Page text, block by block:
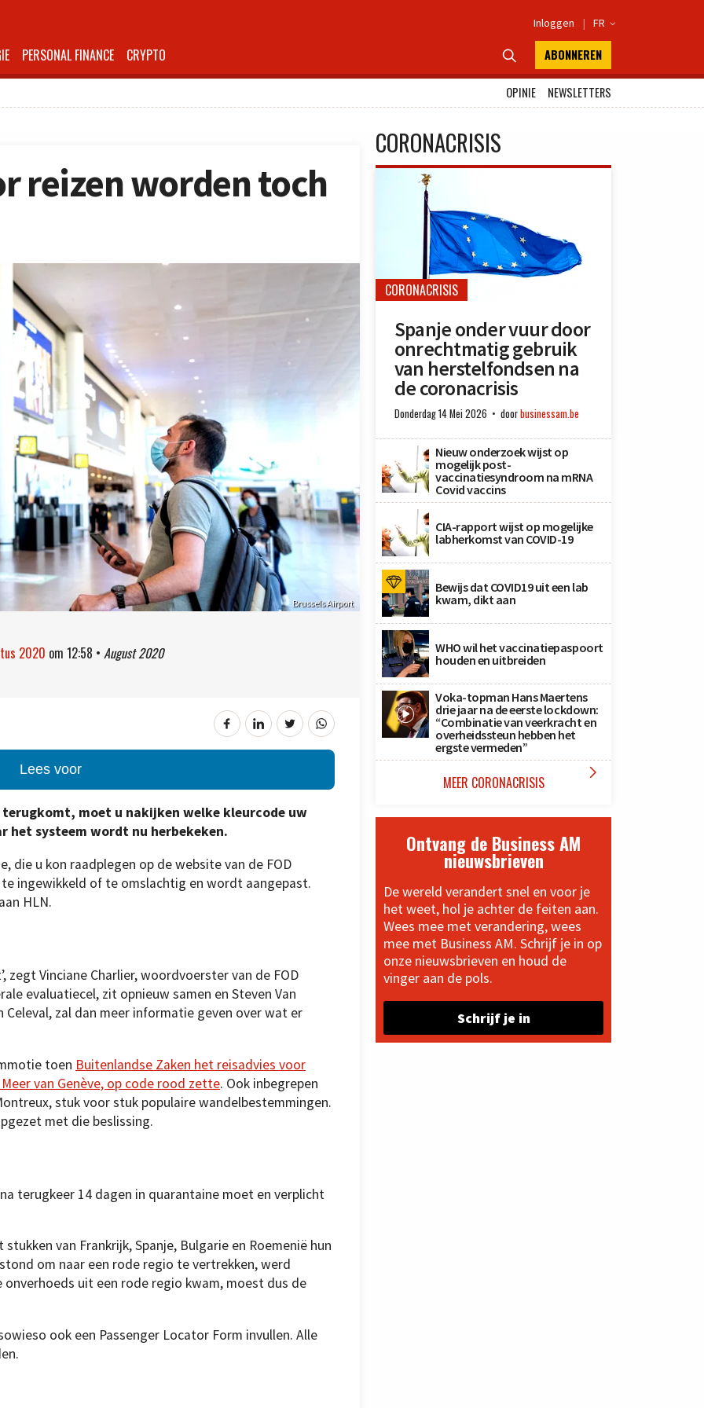
Inloggen | FR 
PERSONAL FINANCE CRYPTO  ABONNEREN
OPINIE
NEWSLETTERS
reizen worden toch
Brussels Airport
2020 om 12:58 • August 2020
Lees voor
moet u nakijken welke kleurcode uw
het systeem wordt nu herbekeken.
die u kon raadplegen op de website van de FOD
ingewikkeld of te omslachtig en wordt aangepast.
HLN.
zegt Vinciane Charlier, woordvoerster van de FOD
evaluatiecel, zit opnieuw samen en Steven Van
zal dan meer informatie geven over wat er
toen Buitenlandse Zaken het reisadvies voor
van Genève, op code rood zette. Ook inbegrepen
stuk voor stuk populaire wandelbestemmingen.
met die beslissing.
terugkeer 14 dagen in quarantaine moet en verplicht
van Frankrijk, Spanje, Bulgarie en Roemenië hun
om naar een rode regio te vertrekken, werd
onverhoeds uit een rode regio kwam, moest dus de
ook een Passenger Locator Form invullen. Alle
CORONACRISIS
CORONACRISIS
Spanje onder vuur door
onrechtmatig gebruik
van herstelfondsen na
de coronacrisis
Donderdag 14 Mei 2026 doorbusinessam.be
Nieuw onderzoek wijst op
mogelijk post-
vaccinatiesyndroom na mRNA
Covid vaccins
CIA-rapport wijst op mogelijke
labherkomst van COVID-19
Bewijs dat COVID19 uit een lab
kwam, dikt aan
WHO wil het vaccinatiepaspoort
houden en uitbreiden
Voka-topman Hans Maertens
drie jaar na de eerste lockdown:
“Combinatie van veerkracht en
overheidssteun hebben het
ergste vermeden”
MEER CORONACRISIS 
Ontvang de Business AM
nieuwsbrieven
De wereld verandert snel en voor je
het weet, hol je achter de feiten aan.
Wees mee met verandering, wees
mee met Business AM. Schrijf je in op
onze nieuwsbrieven en houd de
vinger aan de pols.
Schrijf je in